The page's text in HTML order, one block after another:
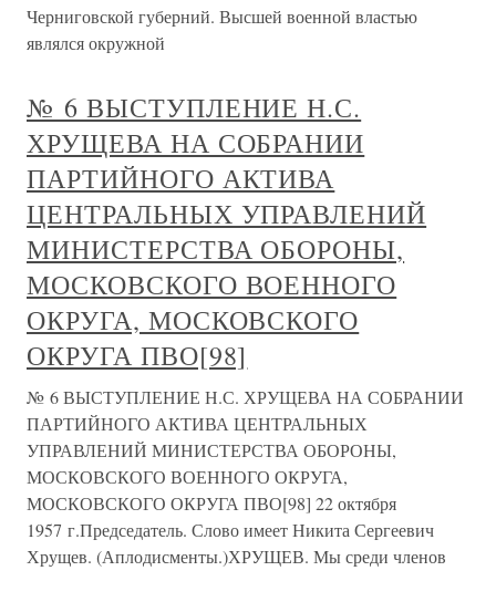
Черниговской губерний. Высшей военной властью
являлся окружной
№ 6 ВЫСТУПЛЕНИЕ Н.С.
ХРУЩЕВА НА СОБРАНИИ
ПАРТИЙНОГО АКТИВА
ЦЕНТРАЛЬНЫХ УПРАВЛЕНИЙ
МИНИСТЕРСТВА ОБОРОНЫ,
МОСКОВСКОГО ВОЕННОГО
ОКРУГА, МОСКОВСКОГО
ОКРУГА ПВО[98]
№ 6 ВЫСТУПЛЕНИЕ Н.С. ХРУЩЕВА НА СОБРАНИИ
ПАРТИЙНОГО АКТИВА ЦЕНТРАЛЬНЫХ
УПРАВЛЕНИЙ МИНИСТЕРСТВА ОБОРОНЫ,
МОСКОВСКОГО ВОЕННОГО ОКРУГА,
МОСКОВСКОГО ОКРУГА ПВО[98] 22 октября
1957 г.Председатель. Слово имеет Никита Сергеевич
Хрущев. (Аплодисменты.)ХРУЩЕВ. Мы среди членов